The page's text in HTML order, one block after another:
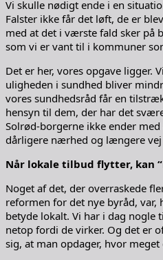
Vi skulle nødigt ende i en
Falster ikke får det løft, de er
med at det i værste fald sker på
som vi er vant til i kommuner
Det er her, vores opgave ligger.
uligheden i sundhed bliver
vores sundhedsråd får en
hensyn til dem, der har det
Solrød-borgerne ikke ender
dårligere nærhed og længere
Når lokale tilbud flytter, kan
Noget af det, der overraskede
reformen for det nye byråd,
betyde lokalt. Vi har i dag nogle
netop fordi de virker. Og det er
sig, at man opdager, hvor